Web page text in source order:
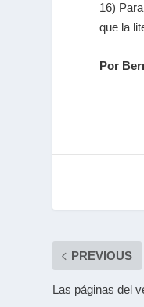
16)
que la
Por
PREVIOUS
Las páginas del